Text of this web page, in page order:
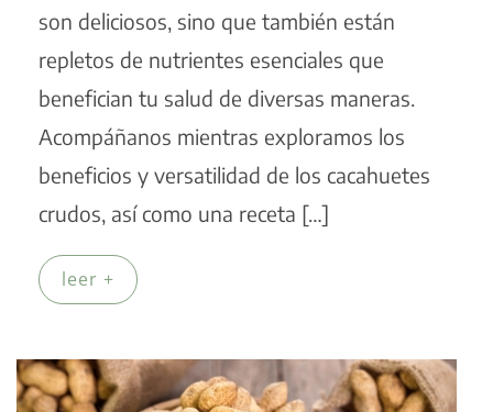
son deliciosos, sino que también están
repletos de nutrientes esenciales que
benefician tu salud de diversas maneras.
Acompáñanos mientras exploramos los
beneficios y versatilidad de los cacahuetes
crudos, así como una receta […]
leer +